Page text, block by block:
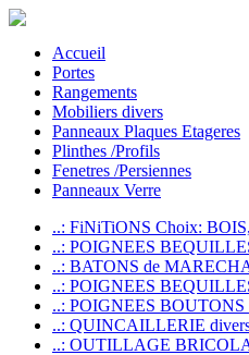
Accueil
Portes
Rangements
Mobiliers divers
Panneaux Plaques Etageres
Plinthes /Profils
Fenetres /Persiennes
Panneaux Verre
..: FiNiTiONS Choix:
..: POIGNEES
..: BATONS de
..: POIGNEES
..: POIGNEES
..: QUINCAILLERIE
..: OUTILLAGE